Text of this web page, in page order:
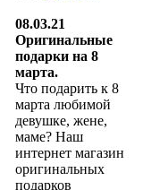
08.03.21
Оригинальные
подарки на 8
марта.
Что подарить к 8
марта любимой
девушке, жене,
маме? Наш
интернет магазин
оригинальных
подарков